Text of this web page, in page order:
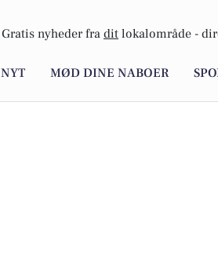
Gratis nyheder fra dit lokalområde -
MØD DINE NABOER